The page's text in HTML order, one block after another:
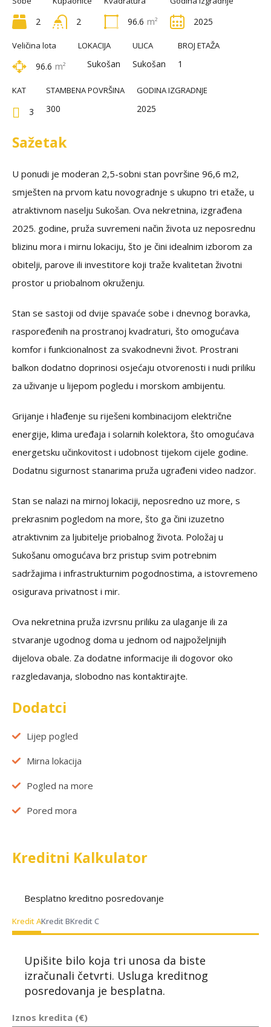
2 2 96.6 m² 2025
Veličina lota
96.6 m²
LOKACIJA
Sukošan
ULICA
Sukošan
BROJ ETAŽA
1
KAT
3
STAMBENA POVRŠINA
300
GODINA IZGRADNJE
2025
Sažetak
U ponudi je moderan 2,5-sobni stan površine 96,6 m2,
smješten na prvom katu novogradnje s ukupno tri etaže, u
atraktivnom naselju Sukošan. Ova nekretnina, izgrađena
2025. godine, pruža suvremeni način života uz neposrednu
blizinu mora i mirnu lokaciju, što je čini idealnim izborom za
obitelji, parove ili investitore koji traže kvalitetan životni
prostor u priobalnom okruženju.
Stan se sastoji od dvije spavaće sobe i dnevnog boravka,
raspoređenih na prostranoj kvadraturi, što omogućava
komfor i funkcionalnost za svakodnevni život. Prostrani
balkon dodatno doprinosi osjećaju otvorenosti i nudi priliku
za uživanje u lijepom pogledu i morskom ambijentu.
Grijanje i hlađenje su riješeni kombinacijom električne
energije, klima uređaja i solarnih kolektora, što omogućava
energetsku učinkovitost i udobnost tijekom cijele godine.
Dodatnu sigurnost stanarima pruža ugrađeni video nadzor.
Stan se nalazi na mirnoj lokaciji, neposredno uz more, s
prekrasnim pogledom na more, što ga čini izuzetno
atraktivnim za ljubitelje priobalnog života. Položaj u
Sukošanu omogućava brz pristup svim potrebnim
sadržajima i infrastrukturnim pogodnostima, a istovremeno
osigurava privatnost i mir.
Ova nekretnina pruža izvrsnu priliku za ulaganje ili za
stvaranje ugodnog doma u jednom od najpoželjnijih
dijelova obale. Za dodatne informacije ili dogovor oko
razgledavanja, slobodno nas kontaktirajte.
Dodatci
Lijep pogled
Mirna lokacija
Pogled na more
Pored mora
Kreditni Kalkulator
Besplatno kreditno posredovanje
Kredit AKredit BKredit C
Upišite bilo koja tri unosa da biste
izračunali četvrti. Usluga kreditnog
posredovanja je besplatna.
Iznos kredita (€)